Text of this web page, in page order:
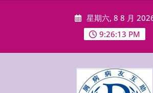
星期六, 8 8 月
9:26:14 PM